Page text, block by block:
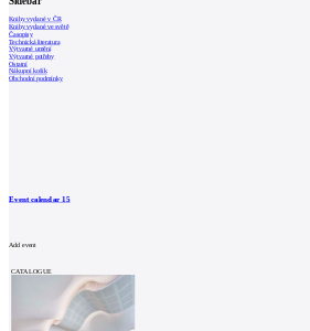
Knihy vydané v ČR
Knihy vydané ve světě
Časopisy
Technická literatura
Výtvarné umění
Výtvarné potřeby
Ostatní
Nákupní košík
Obchodní podmínky
Event calendar15
Add event
CATALOGUE